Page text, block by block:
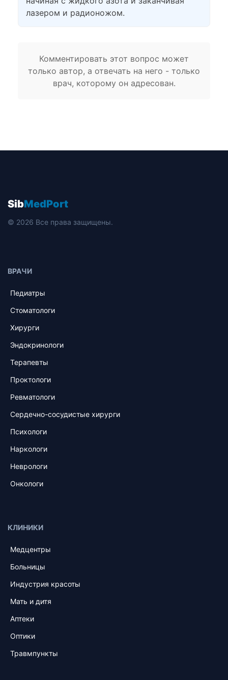
лазером и радионожом.
Комментировать этот вопрос может
только автор, а отвечать на него - только
врач, которому он адресован.
SibMedPort
© 2026 Все права защищены.
ВРАЧИ
Педиатры
Стоматологи
Хирурги
Эндокринологи
Терапевты
Проктологи
Ревматологи
Сердечно-сосудистые хирурги
Психологи
Наркологи
Неврологи
Онкологи
КЛИНИКИ
Медцентры
Больницы
Индустрия красоты
Мать и дитя
Аптеки
Оптики
Травмпункты